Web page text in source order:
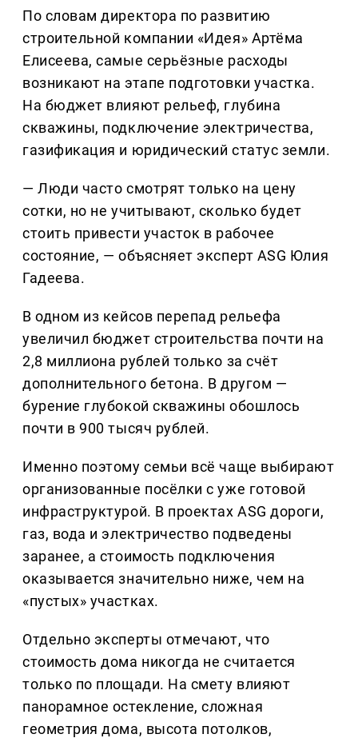
По словам директора по развитию
строительной компании «Идея» Артёма
Елисеева, самые серьёзные расходы
возникают на этапе подготовки участка.
На бюджет влияют рельеф, глубина
скважины, подключение электричества,
газификация и юридический статус земли.
— Люди часто смотрят только на цену
сотки, но не учитывают, сколько будет
стоить привести участок в рабочее
состояние, — объясняет эксперт ASG Юлия
Гадеева.
В одном из кейсов перепад рельефа
увеличил бюджет строительства почти на
2,8 миллиона рублей только за счёт
дополнительного бетона. В другом —
бурение глубокой скважины обошлось
почти в 900 тысяч рублей.
Именно поэтому семьи всё чаще выбирают
организованные посёлки с уже готовой
инфраструктурой. В проектах ASG дороги,
газ, вода и электричество подведены
заранее, а стоимость подключения
оказывается значительно ниже, чем на
«пустых» участках.
Отдельно эксперты отмечают, что
стоимость дома никогда не считается
только по площади. На смету влияют
панорамное остекление, сложная
геометрия дома, высота потолков,